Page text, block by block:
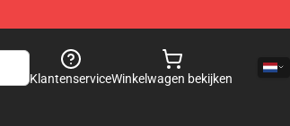
KlantenserviceWinkelwagen bekijken